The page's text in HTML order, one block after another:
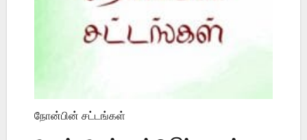
நோன்பின் சட்டங்கள்